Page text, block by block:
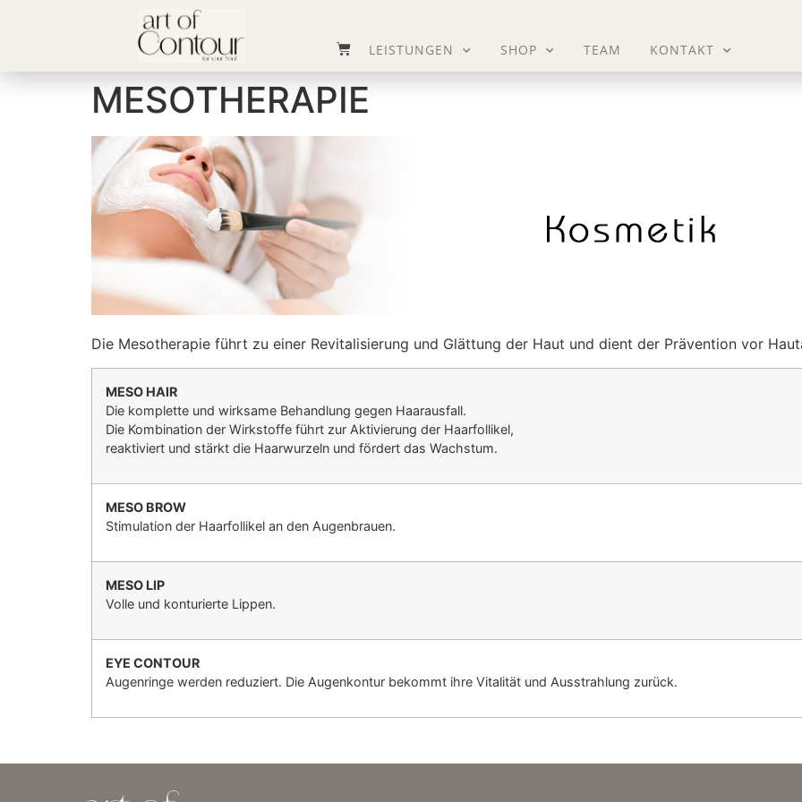
LEISTUNGEN SHOP TEAM KONTAKT
MESOTHERAPIE
Die Mesotherapie führt zu einer Revitalisierung und Glättung der Haut und dient der Prävention vor
MESO HAIR
Die komplette und wirksame Behandlung gegen Haarausfall.
Die Kombination der Wirkstoffe führt zur Aktivierung der Haarfollikel,
reaktiviert und stärkt die Haarwurzeln und fördert das Wachstum.
MESO BROW
Stimulation der Haarfollikel an den Augenbrauen.
MESO LIP
Volle und konturierte Lippen.
EYE CONTOUR
Augenringe werden reduziert. Die Augenkontur bekommt ihre Vitalität und Ausstrahlung zurück.